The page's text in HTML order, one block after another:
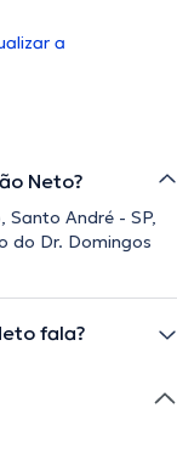
a
Neto?
Santo André - SP,
do Dr. Domingos
fala?